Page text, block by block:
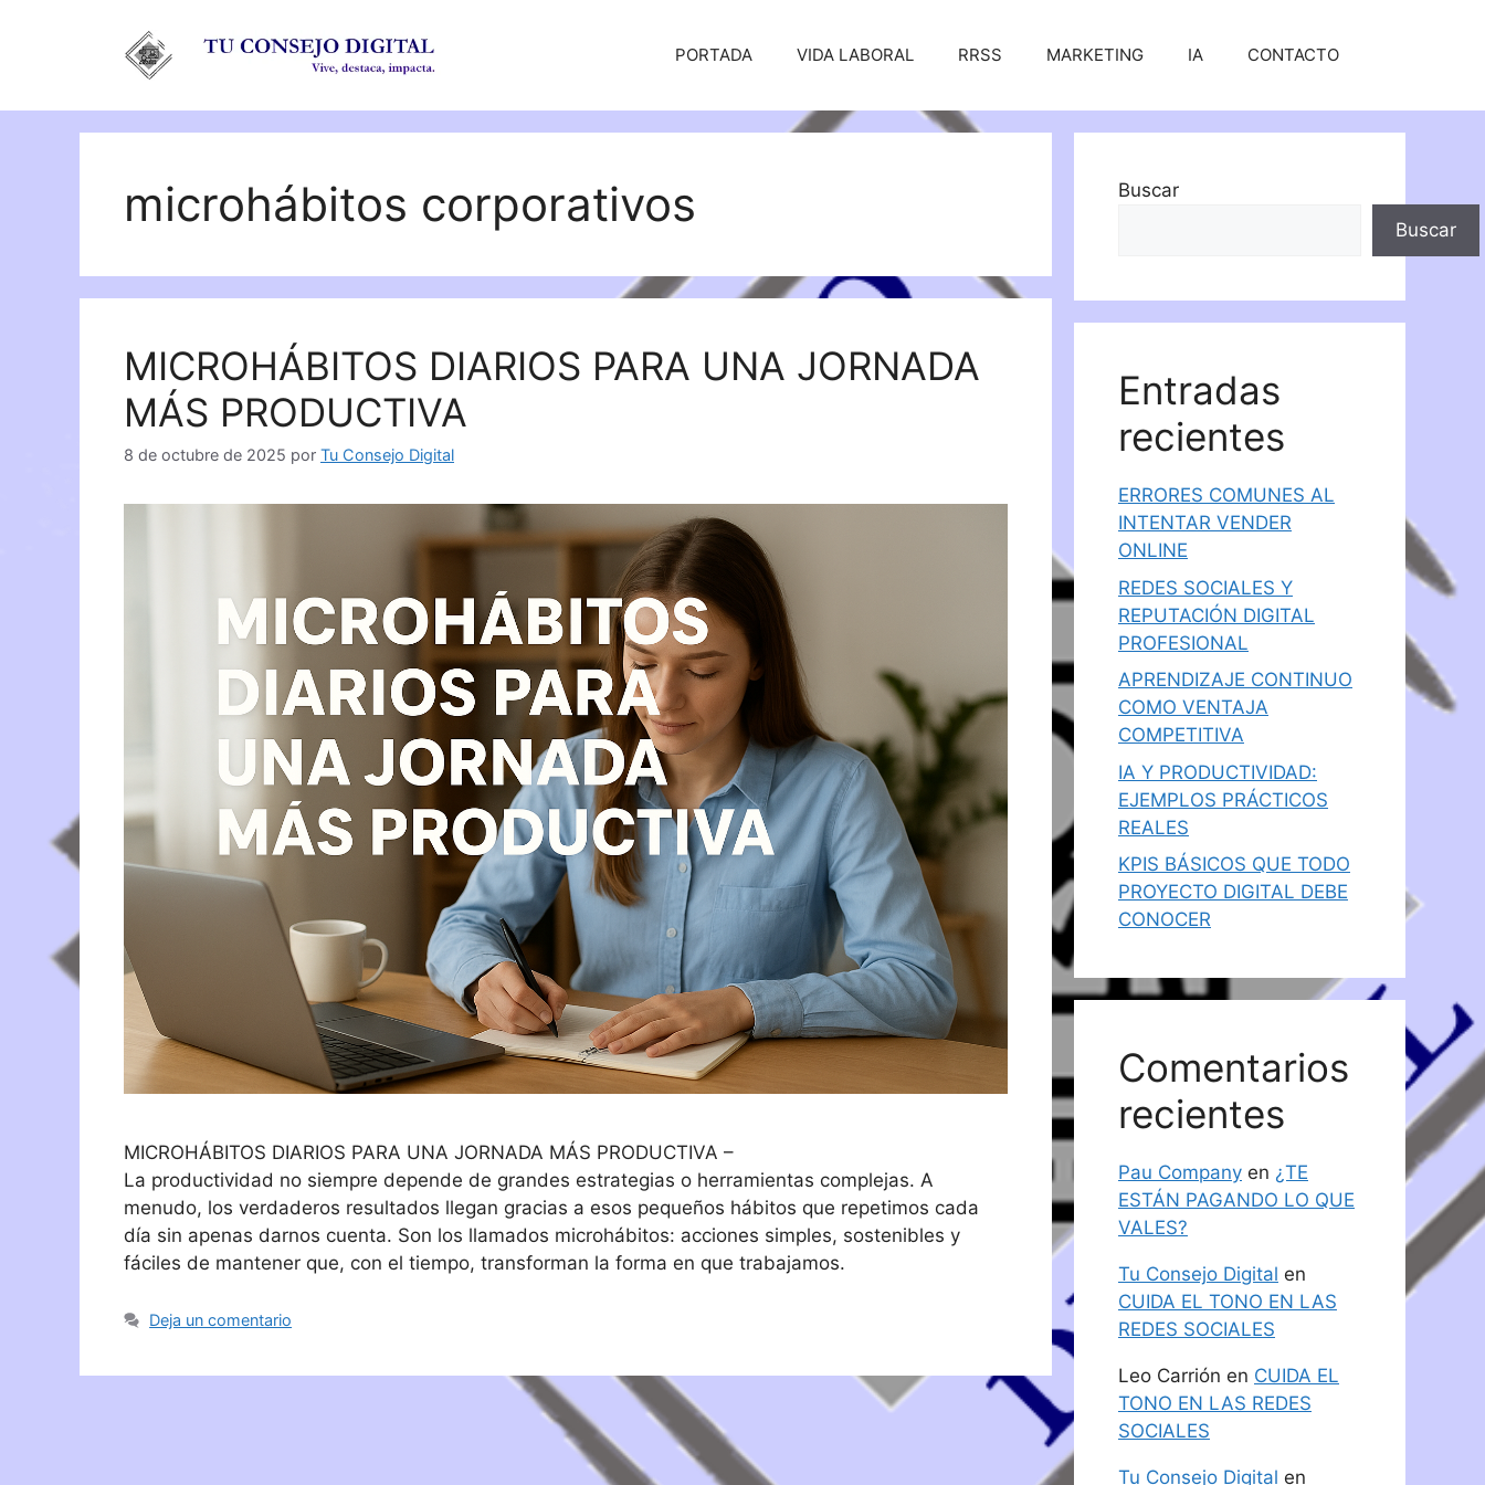
PORTADA VIDA LABORAL RRSS MARKETING IA CONTACTO
microhábitos corporativos
MICROHÁBITOS DIARIOS PARA UNA JORNADA
MÁS PRODUCTIVA
8 de octubre de 2025 por Tu Consejo Digital
MICROHÁBITOS DIARIOS PARA UNA JORNADA MÁS PRODUCTIVA –
La productividad no siempre depende de grandes estrategias o herramientas complejas. A
menudo, los verdaderos resultados llegan gracias a esos pequeños hábitos que repetimos cada
día sin apenas darnos cuenta. Son los llamados microhábitos: acciones simples, sostenibles y
fáciles de mantener que, con el tiempo, transforman la forma en que trabajamos.
Deja un comentario
Buscar
Buscar
Entradas
recientes
ERRORES COMUNES AL
INTENTAR VENDER
ONLINE
REDES SOCIALES Y
REPUTACIÓN DIGITAL
PROFESIONAL
APRENDIZAJE CONTINUO
COMO VENTAJA
COMPETITIVA
IA Y PRODUCTIVIDAD:
EJEMPLOS PRÁCTICOS
REALES
KPIS BÁSICOS QUE TODO
PROYECTO DIGITAL DEBE
CONOCER
Comentarios
recientes
Pau Company en ¿TE
ESTÁN PAGANDO LO QUE
VALES?
Tu Consejo Digital en
CUIDA EL TONO EN LAS
REDES SOCIALES
Leo Carrión en CUIDA EL
TONO EN LAS REDES
SOCIALES
Tu Consejo Digital en